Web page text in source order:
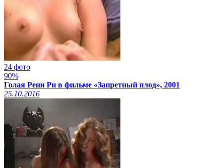
24 фото
90%
Голая Рени Ри в фильме «Запретный плод», 2001
25.10.2016